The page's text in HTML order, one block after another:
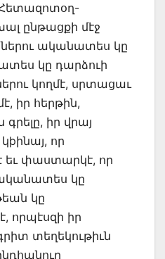
ընթացքի մէջ
ականատես կը
կը դարձուի
կողմէ, սրտացաւ
իր հերթին,
իր վրայ
որ
փաստարկէ, որ
ականատես կը
կը
իր
տեղեկութիւն